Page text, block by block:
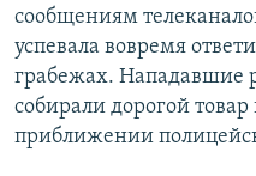
сообщениям
успевала вовремя
грабежах. Нападавшие
собирали дорогой
приближении